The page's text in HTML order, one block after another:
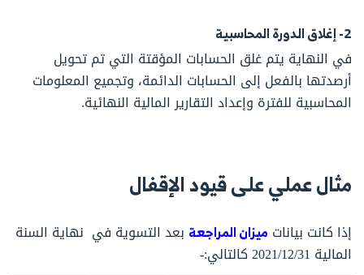
2- إغلاق الدورة المحاسبية
في النهاية يتم غلق الحسابات المؤقتة التي تم تحويل
أرصدتها بالفعل إلى الحسابات الدائمة، وتجميع المعلومات
المحاسبية للفترة وإعداد التقارير المالية النهائية.
مثال عملي على قيود الإقفال
إذا كانت بيانات ميزان المراجعة بعد التسوية في نهاية السنة
المالية 2021/12/31 كالتالي:-